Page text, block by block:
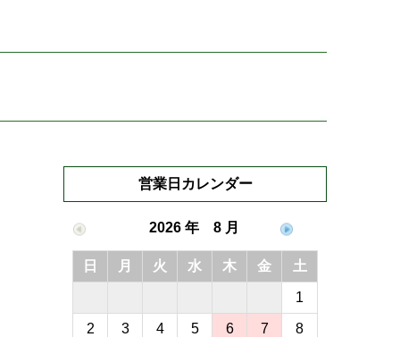
営業日カレンダー
2026 年 8 月
日 月 火 水 木 金 土
1
2 3 4 5 6 7 8